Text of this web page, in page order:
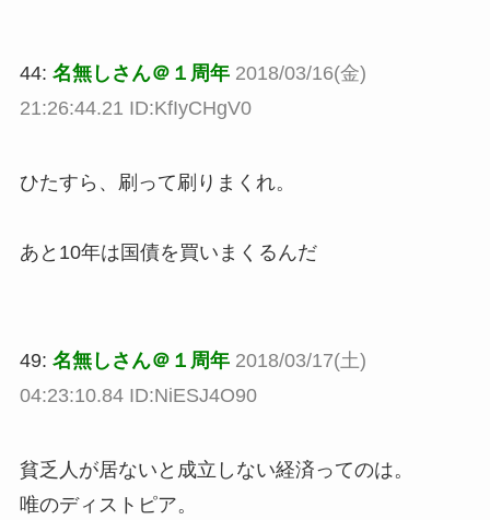
44: 名無しさん＠１周年 2018/03/16(金)
21:26:44.21 ID:KfIyCHgV0
ひたすら、刷って刷りまくれ。
あと10年は国債を買いまくるんだ
49: 名無しさん＠１周年 2018/03/17(土)
04:23:10.84 ID:NiESJ4O90
貧乏人が居ないと成立しない経済ってのは。
唯のディストピア。